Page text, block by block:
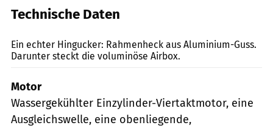
Technische Daten
Ein echter Hingucker: Rahmenheck aus Aluminium-Guss.
Darunter steckt die voluminöse Airbox.
Motor
Wassergekühlter Einzylinder-Viertaktmotor, eine
Ausgleichswelle, eine obenliegende,